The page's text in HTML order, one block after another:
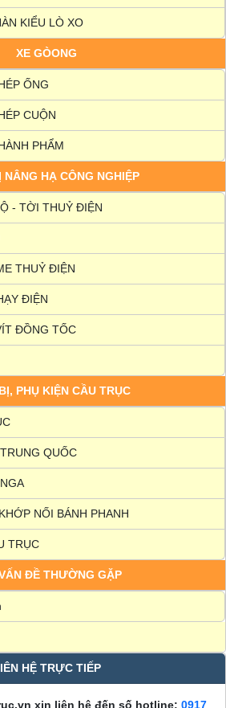
KIỂU LÒ XO
XE GÒONG
ỐNG
CUỘN
PHẨM
NÂNG HẠ CÔNG NGHIỆP
- TỜI THUỶ ĐIỆN
THUỶ ĐIỆN
ĐIỆN
ĐỒNG TỐC
PHỤ KIỆN CẦU TRỤC
QUỐC
NỐI BÁNH PHANH
TRỤC
ĐỀ THƯỜNG GẶP
HỆ TRỰC TIẾP
xin liên hệ đến số hotline: 0917